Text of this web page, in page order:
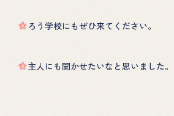
ろう学校にもぜひ来てください。
主人にも聞かせたいなと思いました。